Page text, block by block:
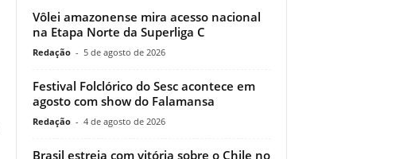
Vôlei amazonense mira acesso nacional
na Etapa Norte da Superliga C
Redação - 5 de agosto de 2026
Festival Folclórico do Sesc acontece em
agosto com show do Falamansa
Redação - 4 de agosto de 2026
Brasil estreia com vitória sobre o Chile no